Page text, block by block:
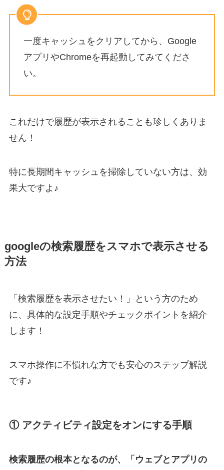
一度キャッシュをクリアしてから、Google
アプリやChromeを再起動してみてくださ
い。
これだけで履歴が表示されることも珍しくありま
せん！
特に長期間キャッシュを掃除していない方は、効
果大ですよ♪
googleの検索履歴をスマホで表示させる
方法
「検索履歴を表示させたい！」という方のため
に、具体的な設定手順やチェックポイントを紹介
します！
スマホ操作に不慣れな方でも安心のステップ解説
です♪
① アクティビティ設定をオンにする手順
検索履歴の根本となるのが、「ウェブとアプリの